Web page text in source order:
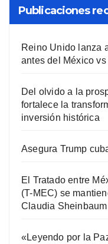
Publicaciones
Reino Unido lanza
antes del México
Del olvido a la
fortalece la
inversión histórica
Asegura Trump
El Tratado entre
(T-MEC) se
Claudia Sheinbaum
«Leyendo por la